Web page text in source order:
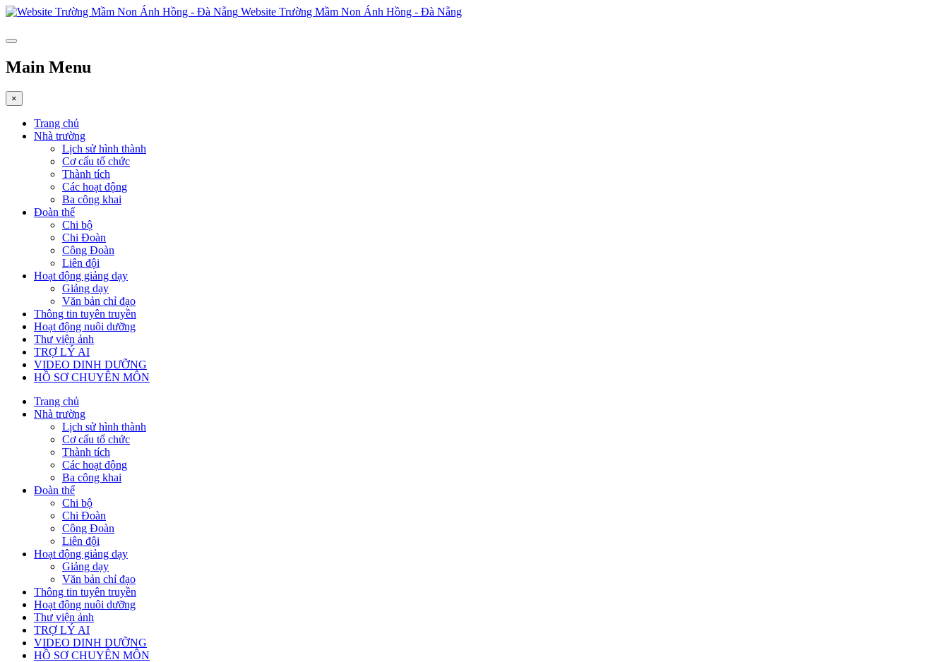
Website Trường Mầm Non Ánh Hồng - Đà Nẵng
Main Menu
×
Trang chủ
Nhà trường
Lịch sử hình thành
Cơ cấu tổ chức
Thành tích
Các hoạt động
Ba công khai
Đoàn thể
Chi bộ
Chi Đoàn
Công Đoàn
Liên đội
Hoạt động giảng dạy
Giảng dạy
Văn bản chỉ đạo
Thông tin tuyên truyền
Hoạt động nuôi dưỡng
Thư viện ảnh
TRỢ LÝ AI
VIDEO DINH DƯỠNG
HỒ SƠ CHUYÊN MÔN
Trang chủ
Nhà trường
Lịch sử hình thành
Cơ cấu tổ chức
Thành tích
Các hoạt động
Ba công khai
Đoàn thể
Chi bộ
Chi Đoàn
Công Đoàn
Liên đội
Hoạt động giảng dạy
Giảng dạy
Văn bản chỉ đạo
Thông tin tuyên truyền
Hoạt động nuôi dưỡng
Thư viện ảnh
TRỢ LÝ AI
VIDEO DINH DƯỠNG
HỒ SƠ CHUYÊN MÔN